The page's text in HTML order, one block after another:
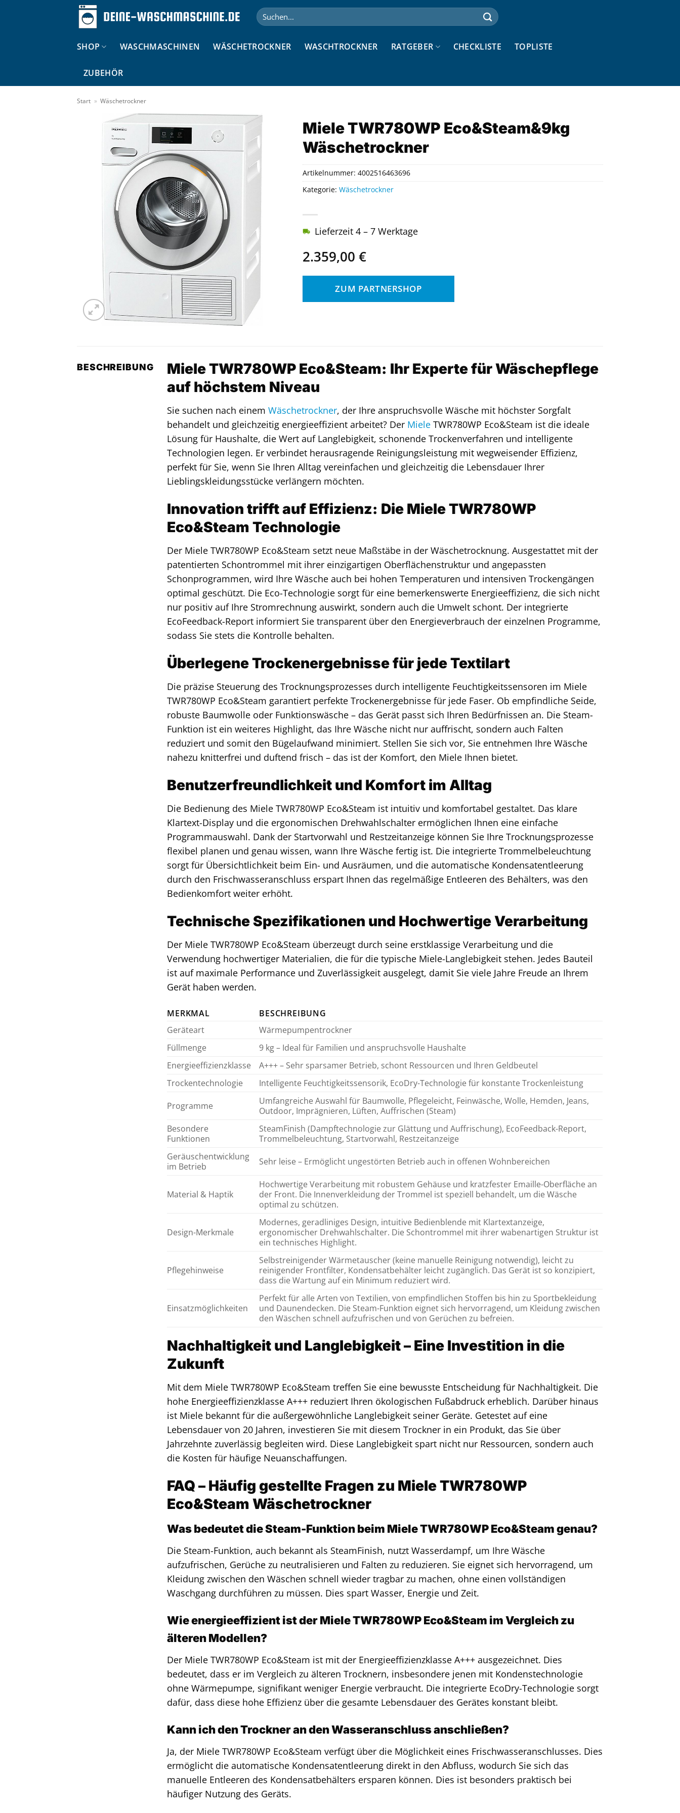
Suchen
nach:
SHOP WASCHMASCHINEN WÄSCHETROCKNER WASCHTROCKNER RATGEBER CHECKLISTE TOPLISTE
ZUBEHÖR
Start » Wäschetrockner
Miele TWR780WP Eco&Steam&9kg
Wäschetrockner
2.359,00 €
Lieferzeit 4 – 7 Werktage
ZUM PARTNERSHOP
Artikelnummer: 4002516463696
Kategorie: Wäschetrockner
BESCHREIBUNG
Miele TWR780WP Eco&Steam: Ihr Experte für Wäschepflege
auf höchstem Niveau
Sie suchen nach einemWäschetrockner, der Ihre anspruchsvolle Wäsche mit höchster Sorgfalt
behandelt und gleichzeitig energieeffizient arbeitet? Der Miele TWR780WP Eco&Steam ist die ideale
Lösung für Haushalte, die Wert auf Langlebigkeit, schonende Trockenverfahren und intelligente
Technologien legen. Er verbindet herausragende Reinigungsleistung mit wegweisender Effizienz,
perfekt für Sie, wenn Sie Ihren Alltag vereinfachen und gleichzeitig die Lebensdauer Ihrer
Lieblingskleidungsstücke verlängern möchten.
Innovation trifft auf Effizienz: Die Miele TWR780WP
Eco&Steam Technologie
Der Miele TWR780WP Eco&Steam setzt neue Maßstäbe in der Wäschetrocknung. Ausgestattet mit der
patentierten Schontrommel mit ihrer einzigartigen Oberflächenstruktur und angepassten
Schonprogrammen, wird Ihre Wäsche auch bei hohen Temperaturen und intensiven Trockengängen
optimal geschützt. Die Eco-Technologie sorgt für eine bemerkenswerte Energieeffizienz, die sich nicht
nur positiv auf Ihre Stromrechnung auswirkt, sondern auch die Umwelt schont. Der integrierte
EcoFeedback-Report informiert Sie transparent über den Energieverbrauch der einzelnen Programme,
sodass Sie stets die Kontrolle behalten.
Überlegene Trockenergebnisse für jede Textilart
Die präzise Steuerung des Trocknungsprozesses durch intelligente Feuchtigkeitssensoren im Miele
TWR780WP Eco&Steam garantiert perfekte Trockenergebnisse für jede Faser. Ob empfindliche Seide,
robuste Baumwolle oder Funktionswäsche – das Gerät passt sich Ihren Bedürfnissen an. Die Steam-
Funktion ist ein weiteres Highlight, das Ihre Wäsche nicht nur auffrischt, sondern auch Falten
reduziert und somit den Bügelaufwand minimiert. Stellen Sie sich vor, Sie entnehmen Ihre Wäsche
nahezu knitterfrei und duftend frisch – das ist der Komfort, den Miele Ihnen bietet.
Benutzerfreundlichkeit und Komfort im Alltag
Die Bedienung des Miele TWR780WP Eco&Steam ist intuitiv und komfortabel gestaltet. Das klare
Klartext-Display und die ergonomischen Drehwahlschalter ermöglichen Ihnen eine einfache
Programmauswahl. Dank der Startvorwahl und Restzeitanzeige können Sie Ihre Trocknungsprozesse
flexibel planen und genau wissen, wann Ihre Wäsche fertig ist. Die integrierte Trommelbeleuchtung
sorgt für Übersichtlichkeit beim Ein- und Ausräumen, und die automatische Kondensatentleerung
durch den Frischwasseranschluss erspart Ihnen das regelmäßige Entleeren des Behälters, was den
Bedienkomfort weiter erhöht.
Technische Spezifikationen und Hochwertige Verarbeitung
Der Miele TWR780WP Eco&Steam überzeugt durch seine erstklassige Verarbeitung und die
Verwendung hochwertiger Materialien, die für die typische Miele-Langlebigkeit stehen. Jedes Bauteil
ist auf maximale Performance und Zuverlässigkeit ausgelegt, damit Sie viele Jahre Freude an Ihrem
Gerät haben werden.
MERKMAL
BESCHREIBUNG
Geräteart
Wärmepumpentrockner
Füllmenge
9 kg – Ideal für Familien und anspruchsvolle Haushalte
Energieeffizienzklasse
A+++ – Sehr sparsamer Betrieb, schont Ressourcen und Ihren Geldbeutel
Trockentechnologie
Intelligente Feuchtigkeitssensorik, EcoDry-Technologie für konstante Trockenleistung
Programme
Umfangreiche Auswahl für Baumwolle, Pflegeleicht, Feinwäsche, Wolle, Hemden, Jeans,
Outdoor, Imprägnieren, Lüften, Auffrischen (Steam)
Besondere
Funktionen
SteamFinish (Dampftechnologie zur Glättung und Auffrischung), EcoFeedback-Report,
Trommelbeleuchtung, Startvorwahl, Restzeitanzeige
Geräuschentwicklung
im Betrieb
Sehr leise – Ermöglicht ungestörten Betrieb auch in offenen Wohnbereichen
Material & Haptik
Hochwertige Verarbeitung mit robustem Gehäuse und kratzfester Emaille-Oberfläche an
der Front. Die Innenverkleidung der Trommel ist speziell behandelt, um die Wäsche
optimal zu schützen.
Design-Merkmale
Modernes, geradliniges Design, intuitive Bedienblende mit Klartextanzeige,
ergonomischer Drehwahlschalter. Die Schontrommel mit ihrer wabenartigen Struktur ist
ein technisches Highlight.
Pflegehinweise
Selbstreinigender Wärmetauscher (keine manuelle Reinigung notwendig), leicht zu
reinigender Frontfilter, Kondensatbehälter leicht zugänglich. Das Gerät ist so konzipiert,
dass die Wartung auf ein Minimum reduziert wird.
Einsatzmöglichkeiten
Perfekt für alle Arten von Textilien, von empfindlichen Stoffen bis hin zu Sportbekleidung
und Daunendecken. Die Steam-Funktion eignet sich hervorragend, um Kleidung zwischen
den Wäschen schnell aufzufrischen und von Gerüchen zu befreien.
Nachhaltigkeit und Langlebigkeit – Eine Investition in die
Zukunft
Mit dem Miele TWR780WP Eco&Steam treffen Sie eine bewusste Entscheidung für Nachhaltigkeit. Die
hohe Energieeffizienzklasse A+++ reduziert Ihren ökologischen Fußabdruck erheblich. Darüber hinaus
ist Miele bekannt für die außergewöhnliche Langlebigkeit seiner Geräte. Getestet auf eine
Lebensdauer von 20 Jahren, investieren Sie mit diesem Trockner in ein Produkt, das Sie über
Jahrzehnte zuverlässig begleiten wird. Diese Langlebigkeit spart nicht nur Ressourcen, sondern auch
die Kosten für häufige Neuanschaffungen.
FAQ – Häufig gestellte Fragen zu Miele TWR780WP
Eco&Steam Wäschetrockner
Was bedeutet die Steam-Funktion beim Miele TWR780WP Eco&Steam genau?
Die Steam-Funktion, auch bekannt als SteamFinish, nutzt Wasserdampf, um Ihre Wäsche
aufzufrischen, Gerüche zu neutralisieren und Falten zu reduzieren. Sie eignet sich hervorragend, um
Kleidung zwischen den Wäschen schnell wieder tragbar zu machen, ohne einen vollständigen
Waschgang durchführen zu müssen. Dies spart Wasser, Energie und Zeit.
Wie energieeffizient ist der Miele TWR780WP Eco&Steam im Vergleich zu
älteren Modellen?
Der Miele TWR780WP Eco&Steam ist mit der Energieeffizienzklasse A+++ ausgezeichnet. Dies
bedeutet, dass er im Vergleich zu älteren Trocknern, insbesondere jenen mit Kondenstechnologie
ohne Wärmepumpe, signifikant weniger Energie verbraucht. Die integrierte EcoDry-Technologie sorgt
dafür, dass diese hohe Effizienz über die gesamte Lebensdauer des Gerätes konstant bleibt.
Kann ich den Trockner an den Wasseranschluss anschließen?
Ja, der Miele TWR780WP Eco&Steam verfügt über die Möglichkeit eines Frischwasseranschlusses. Dies
ermöglicht die automatische Kondensatentleerung direkt in den Abfluss, wodurch Sie sich das
manuelle Entleeren des Kondensatbehälters ersparen können. Dies ist besonders praktisch bei
häufiger Nutzung des Geräts.